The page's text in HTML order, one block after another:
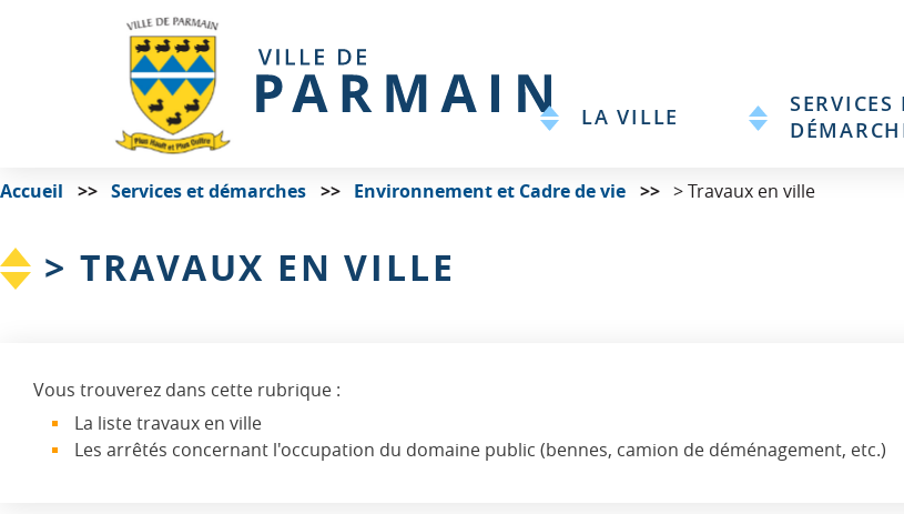
principal
LA VILLE
SERVICES
Accueil Services et démarches Environnement et Cadre de vie > Travaux en ville
> TRAVAUX EN VILLE
Vous trouverez dans cette rubrique :
La liste travaux en ville
Les arrêtés concernant l'occupation du domaine public (bennes, camion de déménagement, etc.)